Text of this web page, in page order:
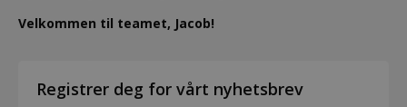
Velkommen til teamet, Jacob!
Registrer deg for vårt nyhetsbrev